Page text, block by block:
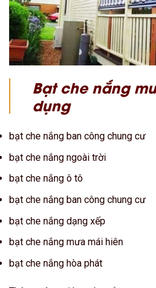
Bạt che nắng
dụng
bạt che nắng ban công chung cư
bạt che nắng ngoài trời
bạt che nắng ô tô
bạt che nắng ban công chung cư
bạt che nắng dạng xếp
bạt che nắng mưa mái hiên
bạt che nắng hòa phát